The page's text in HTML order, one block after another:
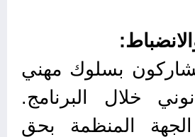
بسلوك مهني
خلال البرنامج.
المنظمة بحق